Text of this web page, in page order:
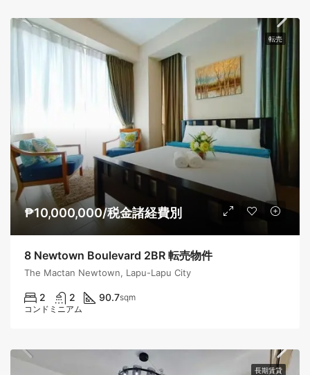
転売
₱10,000,000/税金諸経費別
8 Newtown Boulevard 2BR 転売物件
The Mactan Newtown, Lapu-Lapu City
2 2 90.7sqm
コンドミニアム
長期賃貸